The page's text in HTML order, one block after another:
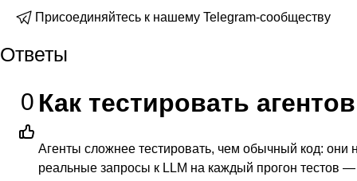
Присоединяйтесь к нашему Telegram-сообществу
Ответы
0 Как тестировать агентов
Агенты сложнее тестировать, чем обычный код:
реальные запросы к LLM на каждый прогон тестов